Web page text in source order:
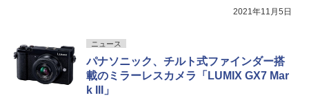
2021年11月5日
ニュース
パナソニック、チルト式ファインダー搭
載のミラーレスカメラ「LUMIX GX7 Mar
k III」